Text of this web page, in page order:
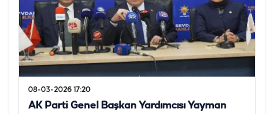
08-03-2026 17:20
AK Parti Genel Başkan Yardımcısı Yayman